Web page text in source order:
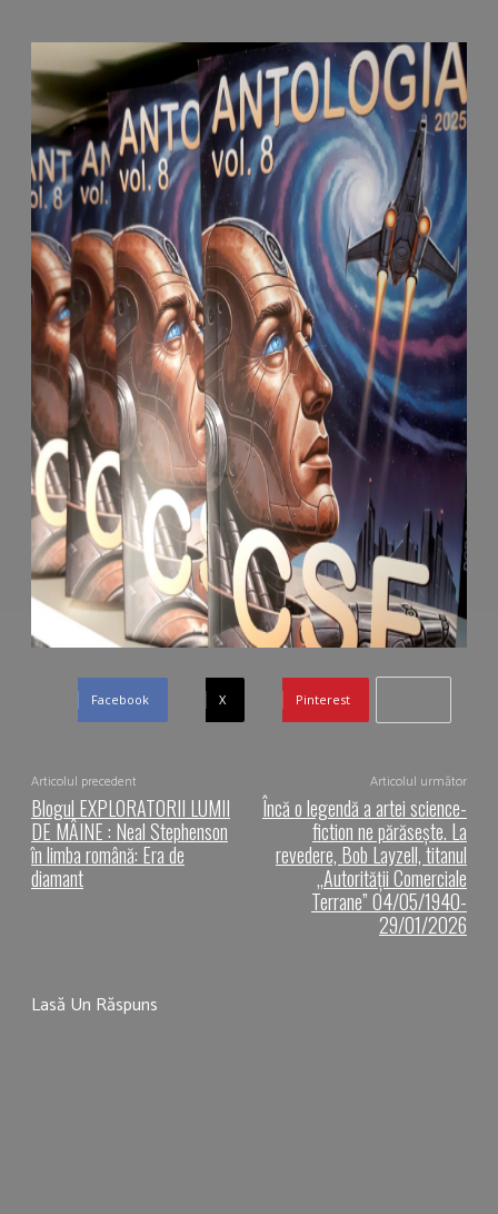
Facebook X Pinterest
Articolul precedent
Blogul EXPLORATORII LUMII
DE MÂINE : Neal Stephenson
în limba română: Era de
diamant
Articolul următor
Încă o legendă a artei science-
fiction ne părăsește. La
revedere, Bob Layzell, titanul
„Autorității Comerciale
Terrane” 04/05/1940-
29/01/2026
Lasă Un Răspuns